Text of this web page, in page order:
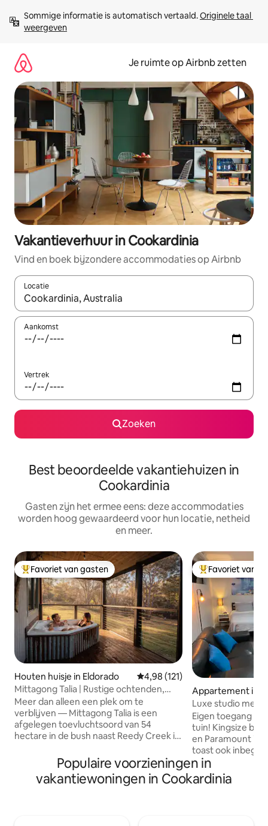
direct
naar
Sommige informatie is automatisch vertaald. Originele taal
weergeven
Je ruimte op Airbnb zetten
Vakantieverhuur in Cookardinia
Vind en boek bijzondere accommodaties op Airbnb
Locatie
Wanneer er suggesties beschikbaar zijn, maak je een keuze
Aankomst
Vertrek
Zoeken
Best beoordeelde vakantiehuizen in
Cookardinia
Gasten zijn het ermee eens: deze accommodaties
worden hoog gewaardeerd voor hun locatie, netheid
en meer.
Topfavoriet van gasten
Favoriet van gasten
Houten huisje in Eldorado Gemiddelde beoordeling van
4,98 (121)
Mittagong Talia | Rustige ochtenden,
sterrennachten
Meer dan alleen een plek om te
verblijven — Mittagong Talia is een
afgelegen toevluchtsoord van 54
hectare in de bush naast Reedy Creek in
minuten van Beechworth, ontworpen
om je te helpen tot rust te komen.
Geniet van het buitenbad, geniet van de
Topfavoriet van
Favoriet van
Appartement in
Luxe studio met
Eigen toegang
tuin! Kingsize bed
en Paramount
toast ook
Wasmachine en
Populaire voorzieningen in
vakantiewoningen in Cookardinia